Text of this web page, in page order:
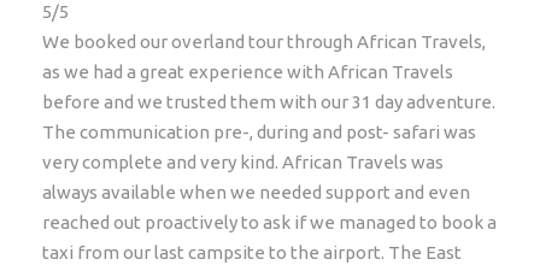
Minimum leeftijd is 18 jaar. De gemiddelde leeftijd ligt
tussen de 18 – 39 jaar maar als je een open minded
persoon bent tussen de 40 – 65 jaar en je vindt het
niet erg om dagelijks in en uit de expeditie truck te
klimmen, dan ben je meer dan welkom!
Extras/Upgrades
Gorilla permit
5/5
We booked our overland tour through African Travels,
as we had a great experience with African Travels
before and we trusted them with our 31 day adventure.
The communication pre-, during and post- safari was
very complete and very kind. African Travels was
always available when we needed support and even
reached out proactively to ask if we managed to book a
taxi from our last campsite to the airport. The East